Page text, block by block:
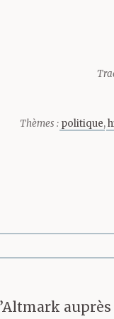
à des
Thèmes : politique